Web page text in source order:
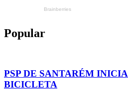
Popular
PSP DE SANTARÉM
BICICLETA